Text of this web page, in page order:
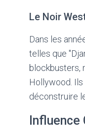
Le Noir
Dans les
telles que
blockbusters,
Hollywood.
déconstruire